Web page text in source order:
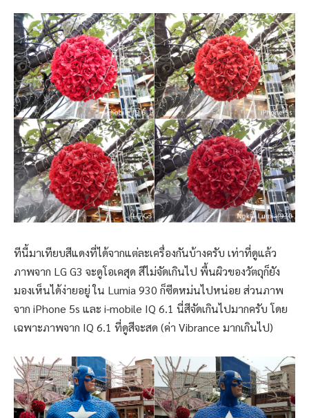
ทีนี้มาเทียบสีแดงที่ได้จากแต่ละเครื่องกันบ้างครับ เท่าที่ดูแล้ว
ภาพจาก LG G3 จะดูโอเคสุด สีไม่จัดเกินไป พื้นผิวของวัตถุก็ยัง
มองเห็นได้ง่ายอยู่ ใน Lumia 930 ก็ซีดหม่นไปหน่อย ส่วนภาพ
จาก iPhone 5s และ i-mobile IQ 6.1 นี่สีจัดเกินไปมากครับ โดย
เฉพาะภาพจาก IQ 6.1 ที่ดูสีจะสด (ค่า Vibrance มากเกินไป)